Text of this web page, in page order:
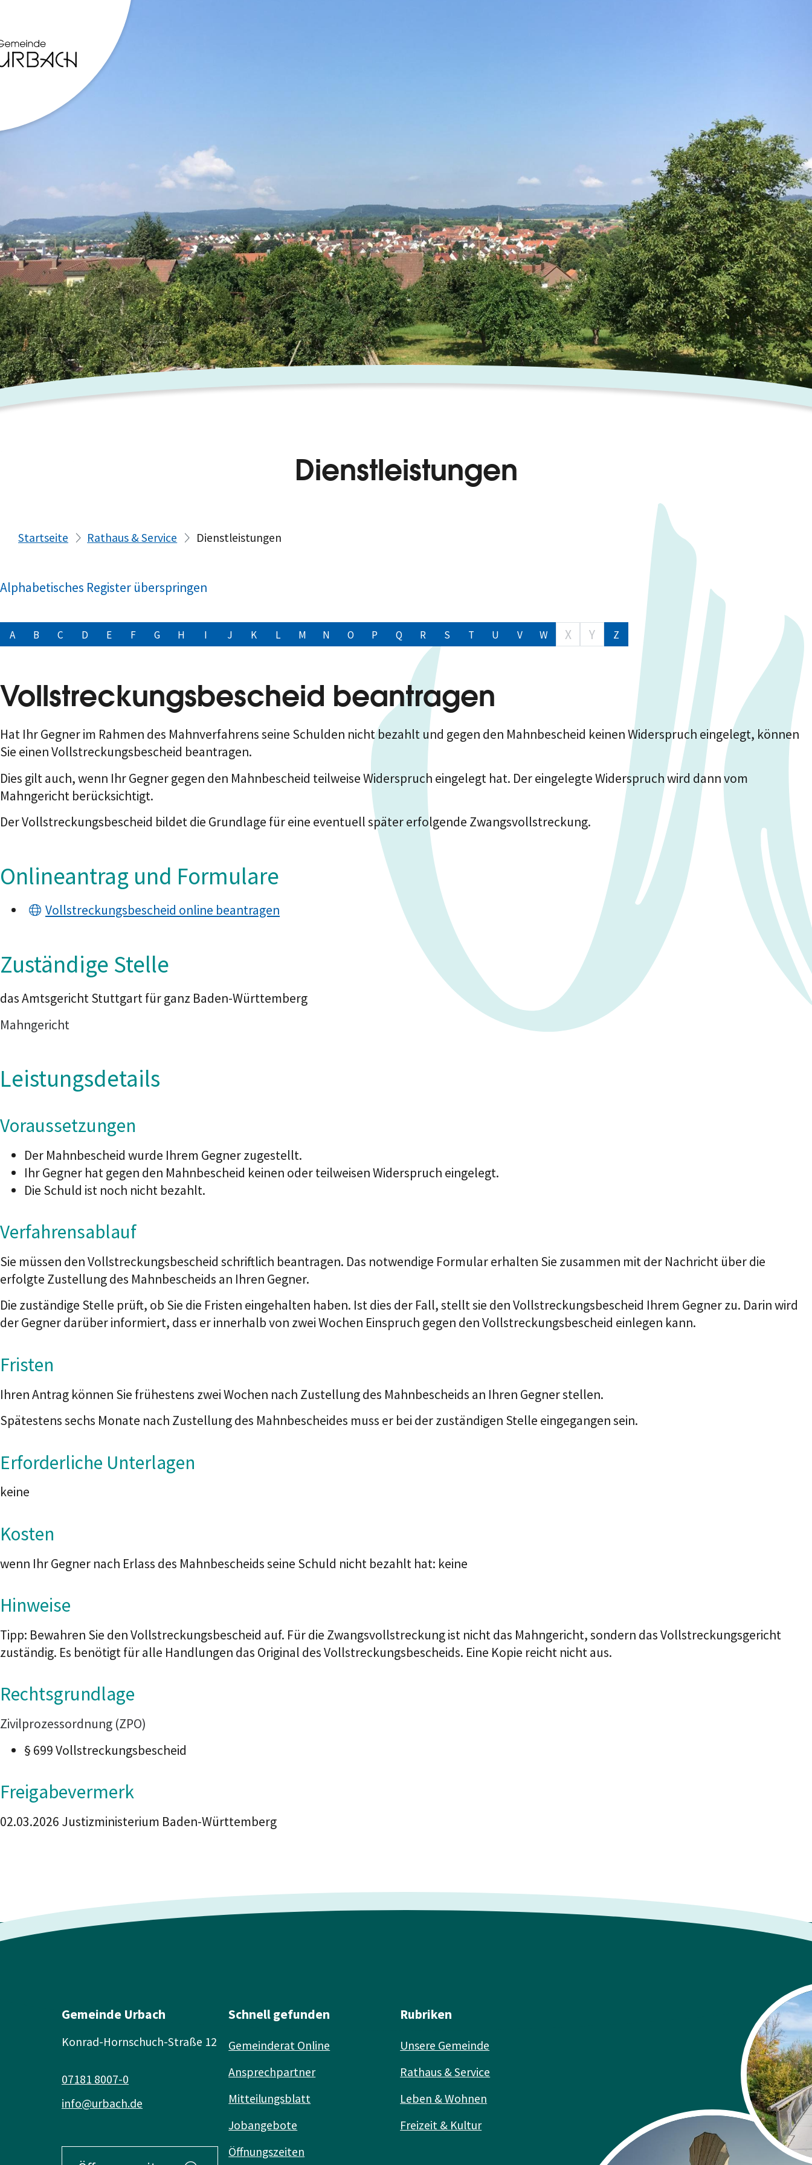
Dienstleistungen
Startseite Rathaus & Service Dienstleistungen
Alphabetisches Register überspringen
A B C D E F G H I J K L M N O P Q R S T U V W X Y Z
Vollstreckungsbescheid beantragen
Hat Ihr Gegner im Rahmen des Mahnverfahrens seine Schulden nicht bezahlt und gegen den Mahnbescheid keinen Widerspruch eingelegt, können
Sie einen Vollstreckungsbescheid beantragen.
Dies gilt auch, wenn Ihr Gegner gegen den Mahnbescheid teilweise Widerspruch eingelegt hat. Der eingelegte Widerspruch wird dann vom
Mahngericht berücksichtigt.
Der Vollstreckungsbescheid bildet die Grundlage für eine eventuell später erfolgende Zwangsvollstreckung.
Onlineantrag und Formulare
Vollstreckungsbescheid online beantragen
Zuständige Stelle
das Amtsgericht Stuttgart für ganz Baden-Württemberg
Mahngericht
Leistungsdetails
Voraussetzungen
Der Mahnbescheid wurde Ihrem Gegner zugestellt.
Ihr Gegner hat gegen den Mahnbescheid keinen oder teilweisen Widerspruch eingelegt.
Die Schuld ist noch nicht bezahlt.
Verfahrensablauf
Sie müssen den Vollstreckungsbescheid schriftlich beantragen. Das notwendige Formular erhalten Sie zusammen mit der Nachricht über die
erfolgte Zustellung des Mahnbescheids an Ihren Gegner.
Die zuständige Stelle prüft, ob Sie die Fristen eingehalten haben. Ist dies der Fall, stellt sie den Vollstreckungsbescheid Ihrem Gegner zu. Darin wird
der Gegner darüber informiert, dass er innerhalb von zwei Wochen Einspruch gegen den Vollstreckungsbescheid einlegen kann.
Fristen
Ihren Antrag können Sie frühestens zwei Wochen nach Zustellung des Mahnbescheids an Ihren Gegner stellen.
Spätestens sechs Monate nach Zustellung des Mahnbescheides muss er bei der zuständigen Stelle eingegangen sein.
Erforderliche Unterlagen
keine
Kosten
wenn Ihr Gegner nach Erlass des Mahnbescheids seine Schuld nicht bezahlt hat: keine
Hinweise
Tipp: Bewahren Sie den Vollstreckungsbescheid auf. Für die Zwangsvollstreckung ist nicht das Mahngericht, sondern das Vollstreckungsgericht
zuständig. Es benötigt für alle Handlungen das Original des Vollstreckungsbescheids. Eine Kopie reicht nicht aus.
Rechtsgrundlage
Zivilprozessordnung (ZPO)
§ 699 Vollstreckungsbescheid
Freigabevermerk
02.03.2026 Justizministerium Baden-Württemberg
Gemeinde Urbach
Konrad-Hornschuch-Straße 12
info@urbach.de
07181 8007-0
Schnell gefunden
Gemeinderat Online
Ansprechpartner
Mitteilungsblatt
Jobangebote
Öffnungszeiten
Rubriken
Unsere Gemeinde
Rathaus & Service
Leben & Wohnen
Freizeit & Kultur